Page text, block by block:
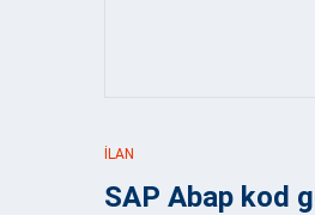
İLAN
SAP Abap kod